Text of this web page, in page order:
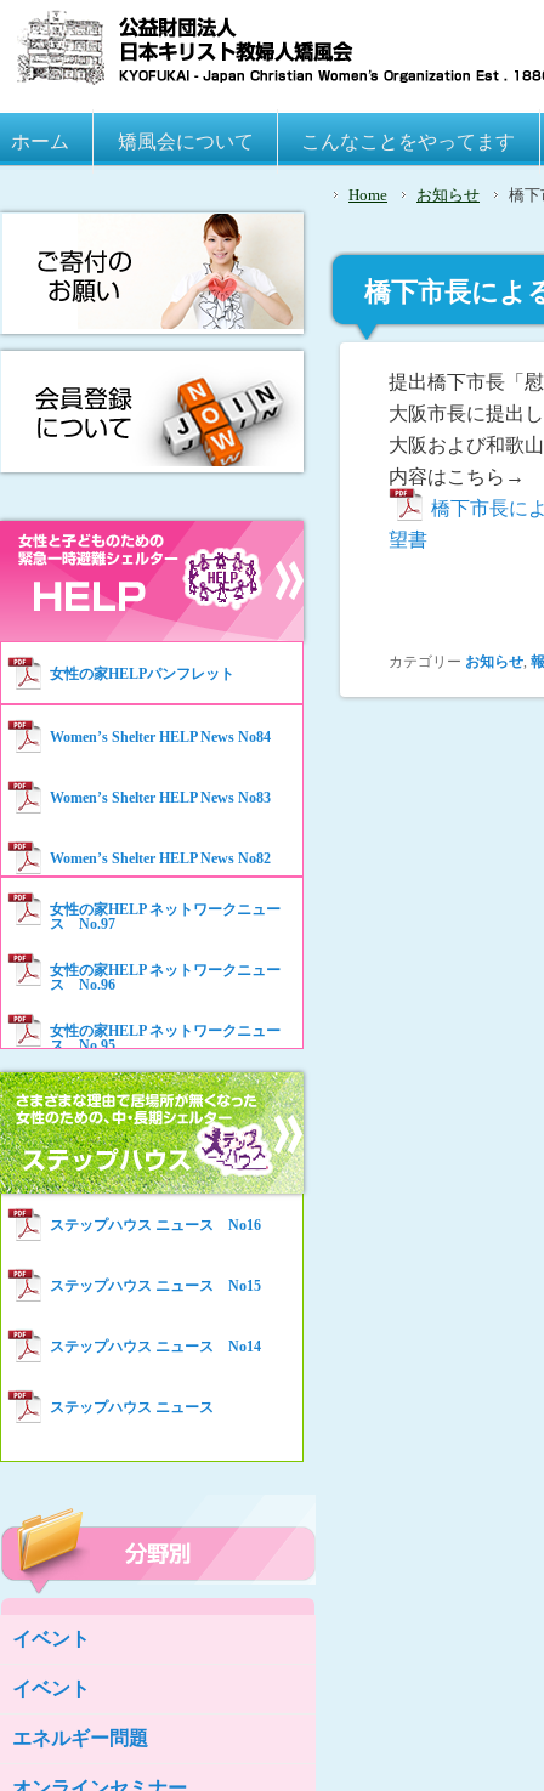
Skip to primary content
Skip to secondary content
ホーム 矯風会について こんなことをやってます
Home お知らせ 橋下
橋下市長によ
し、撤回と
提出橋下市長「
大阪市長に提出
大阪および和歌
内容はこちら→
橋下市長に
望書
カテゴリー お知らせ,
女性の家HELPパンフレット
Women’s Shelter HELP News No84
Women’s Shelter HELP News No83
Women’s Shelter HELP News No82
Women’s Shelter HELP News No81
Women’s Shelter HELP News No80
Women’s Shelter HELP News No79
Women’s Shelter HELP News No78
Women’s Shelter HELP News No76
Women’s Shelter HELP News No75
Women’s Shelter HELP News
女性の家HELP ネットワークニュー
ス No.97
女性の家HELP ネットワークニュー
ス No.96
女性の家HELP ネットワークニュー
ス No.95
女性の家HELP ネットワークニュー
ス No.94
女性の家HELP ネットワークニュー
ス No.93
女性の家HELP ネットワークニュー
ス No.92
女性の家HELP ネットワークニュー
ス No.91
女性の家HELP ネットワークニュー
ス No.90
女性の家HELP ネットワークニュー
ス No.89
女性の家HELP ネットワークニュー
ス No.87
女性の家HELP ネットワークニュー
女性の家HELP ネットワークニュー
ス No.85
女性の家HELP ネットワークニュー
ステップハウス ニュース No16
ステップハウス ニュース No15
ステップハウス ニュース No14
ステップハウス ニュース
イベント
イベント
エネルギー問題